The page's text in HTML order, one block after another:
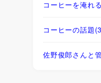
コーヒーを淹れる
コーヒーの話題
佐野俊郎さんと